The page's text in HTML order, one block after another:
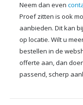
Neem dan even
Proef zitten is ook
aanbieden. Dit kan
op locatie. Wilt u
bestellen in de
offerte aan, dan
passend, scherp